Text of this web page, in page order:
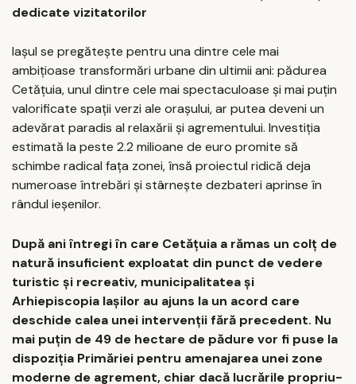
dedicate vizitatorilor
Iașul se pregătește pentru una dintre cele mai
ambițioase transformări urbane din ultimii ani: pădurea
Cetățuia, unul dintre cele mai spectaculoase și mai puțin
valorificate spații verzi ale orașului, ar putea deveni un
adevărat paradis al relaxării și agrementului. Investiția
estimată la peste 2.2 milioane de euro promite să
schimbe radical fața zonei, însă proiectul ridică deja
numeroase întrebări și stârnește dezbateri aprinse în
rândul ieșenilor.
După ani întregi în care Cetățuia a rămas un colț de
natură insuficient exploatat din punct de vedere
turistic și recreativ, municipalitatea și
Arhiepiscopia Iașilor au ajuns la un acord care
deschide calea unei intervenții fără precedent. Nu
mai puțin de 49 de hectare de pădure vor fi puse la
dispoziția Primăriei pentru amenajarea unei zone
moderne de agrement, chiar dacă lucrările propriu-